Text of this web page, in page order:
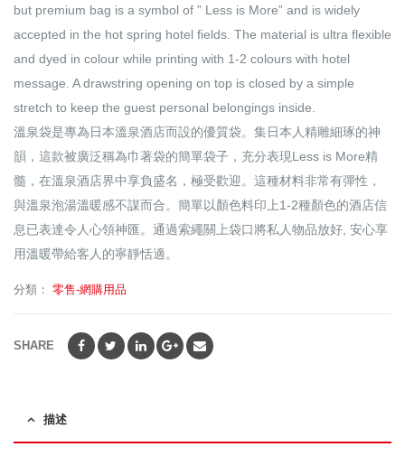
but premium bag is a symbol of ” Less is More” and is widely
accepted in the hot spring hotel fields. The material is ultra flexible
and dyed in colour while printing with 1-2 colours with hotel
message. A drawstring opening on top is closed by a simple
stretch to keep the guest personal belongings inside.
溫泉袋是專為日本溫泉酒​​店而設的優質袋。集日本人精雕細琢的神
韻，這款被廣泛稱為巾著袋的簡單袋子，充分表現Less is More精
髓，在溫泉酒店界中享負盛名，極受歡迎。這種材料非常有彈性，
與溫泉泡湯溫暖感不謀而合。簡單以顏色料印上1-2種顏色的酒店信
息已表達令人心領神匯。通過索繩關上袋口將私人物品放好, 安心享
用溫暖帶給客人的寧靜恬適。
分類： 零售-網購用品
SHARE
描述